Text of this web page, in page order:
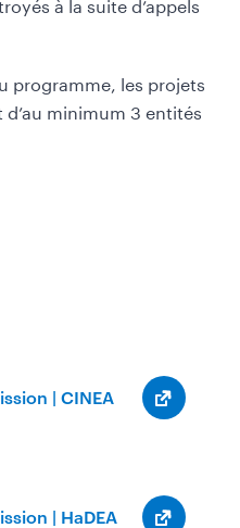
programme, les projets
minimum 3 entités
| CINEA
| HaDEA